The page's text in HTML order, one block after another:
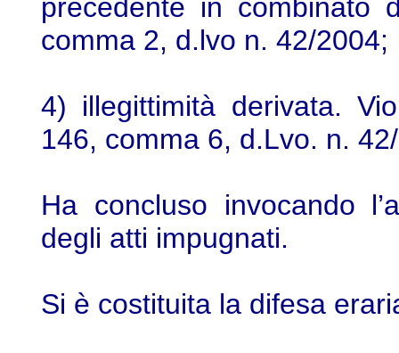
precedente in
comma 2, d.lvo n. 42/2004;
4) illegittimità derivata.
146, comma 6, d.Lvo. n.
Ha concluso invocando
degli atti impugnati.
Si è costituita la difesa